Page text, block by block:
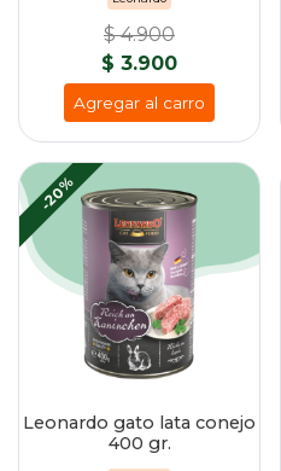
$ 4.900
$ 3.900
Agregar al carro
-20%
Leonardo gato lata conejo
400 gr.